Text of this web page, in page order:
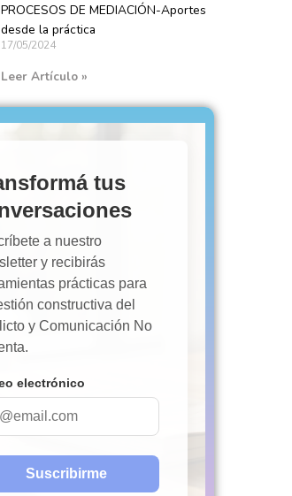
PROCESOS DE MEDIACIÓN-Aportes
desde la práctica
17/05/2024
Leer Artículo »